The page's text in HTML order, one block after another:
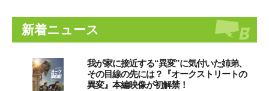
新着ニュース
我が家に接近する“異変”に気付いた姉弟、
その目線の先には？『オークストリートの
異変』本編映像が初解禁！